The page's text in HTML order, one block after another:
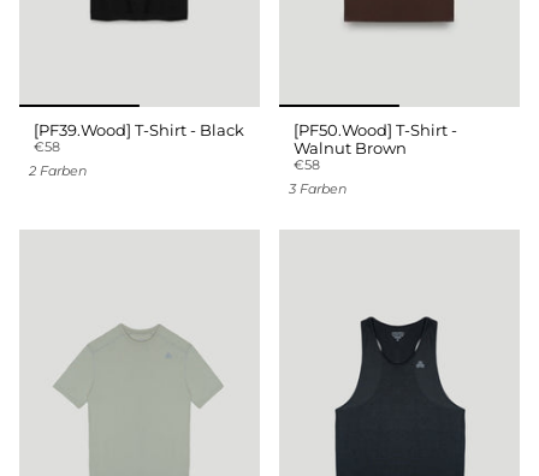
[PF39.Wood] T-Shirt - Black
€58
2 Farben
[PF50.Wood] T-Shirt -
Walnut Brown
€58
3 Farben